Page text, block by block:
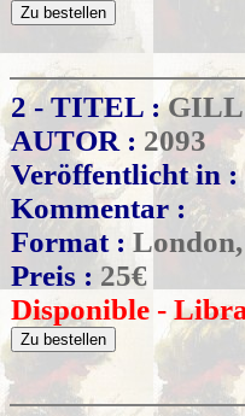
2 - TITEL :GILL
AUTOR : 2093
Veröffentlicht in :
Kommentar :
Format :
Preis : 25€
Disponible -